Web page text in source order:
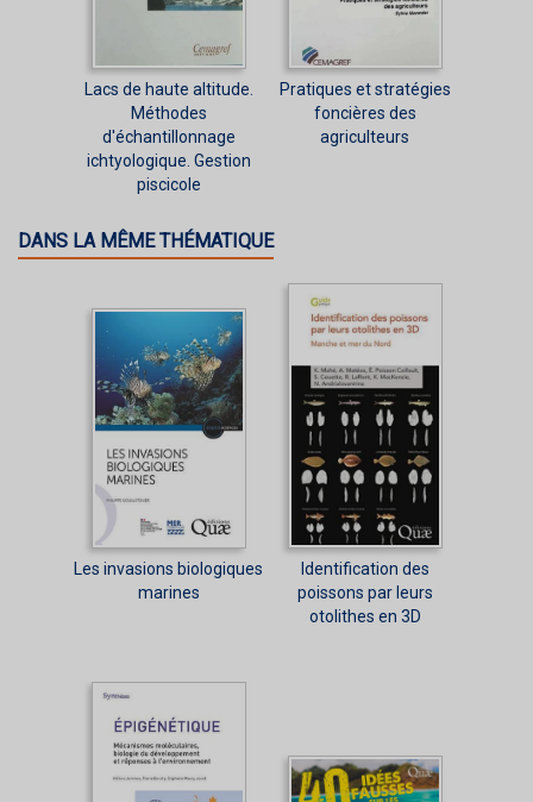
Lacs de haute altitude.
Méthodes
d'échantillonnage
ichtyologique. Gestion
piscicole
Pratiques et stratégies
foncières des
agriculteurs
DANS LA MÊME THÉMATIQUE
Les invasions biologiques
marines
Identification des
poissons par leurs
otolithes en 3D